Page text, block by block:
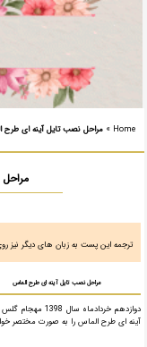
Home
» مراحل نصب تایل آینه ای طرح
ترجمه این پست به زبان های دیگر
مراحل نصب تایل آینه ای طرح الماس
دوازدهم
آینه ای طرح الماس را به صورت مختصر